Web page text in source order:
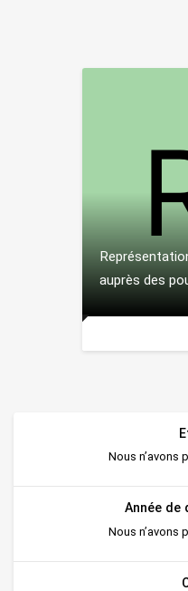
auprès des
Nous n’avons
Année de
Nous n’avons